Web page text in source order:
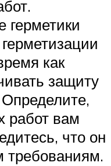
герметики
как
защиту
работ вам
что он
требованиям.